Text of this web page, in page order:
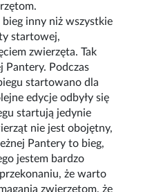
inny niż wszystkie
startowej,
zwierzęta. Tak
Pantery. Podczas
startowano dla
edycje odbyły się
startują jedynie
nie jest obojętny,
Pantery to bieg,
jestem bardzo
że warto
zwierzętom, że